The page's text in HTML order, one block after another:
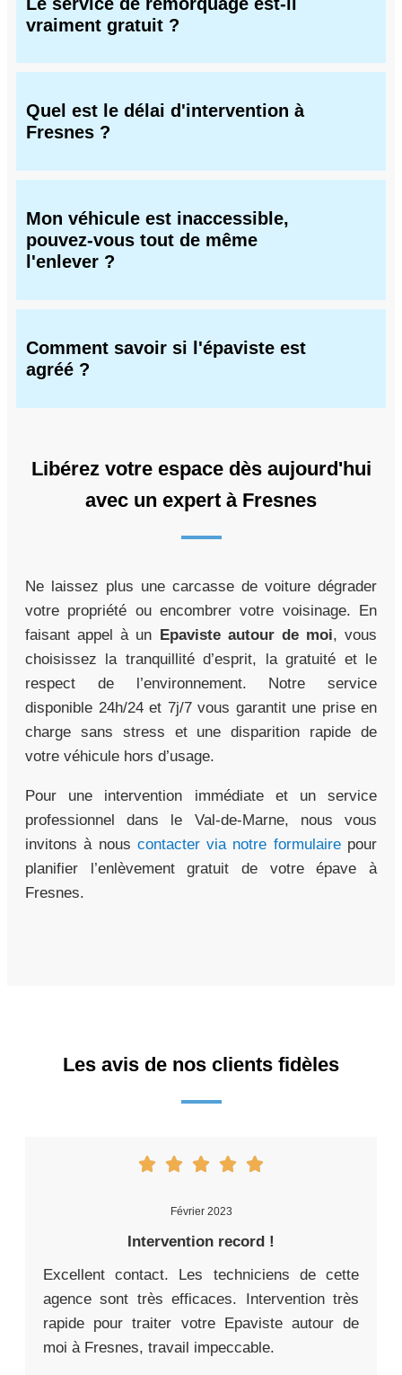
vraiment gratuit ?
Quel est le délai d'intervention à
Fresnes ?
Mon véhicule est inaccessible,
pouvez-vous tout de même
l'enlever ?
Comment savoir si l'épaviste est
agréé ?
Libérez votre espace dès aujourd'hui
avec un expert à Fresnes
Ne laissez plus une carcasse de voiture dégrader
votre propriété ou encombrer votre voisinage. En
faisant appel à un Epaviste autour de moi, vous
choisissez la tranquillité d’esprit, la gratuité et le
respect de l’environnement. Notre service
disponible 24h/24 et 7j/7 vous garantit une prise en
charge sans stress et une disparition rapide de
votre véhicule hors d’usage.
Pour une intervention immédiate et un service
professionnel dans le Val-de-Marne, nous vous
invitons à nous contacter via notre formulairepour
planifier l’enlèvement gratuit de votre épave à
Fresnes.
Les avis de nos clients fidèles
Février 2023
Intervention record !
Excellent contact. Les techniciens de cette
agence sont très efficaces. Intervention très
rapide pour traiter votre Epaviste autour de
moi à Fresnes, travail impeccable.